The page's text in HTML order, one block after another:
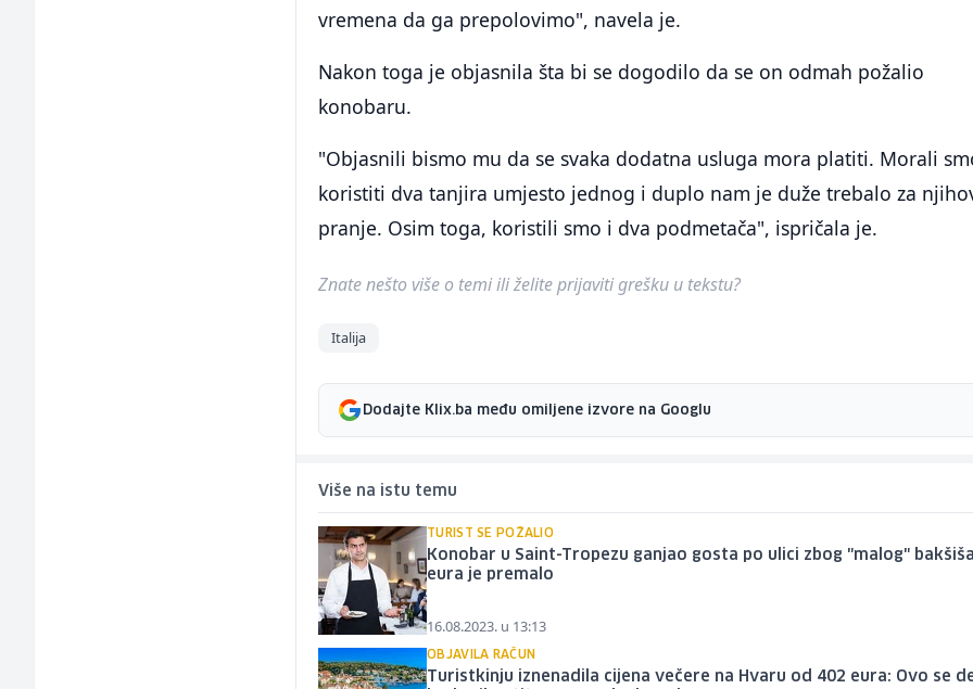
vremena da ga prepolovimo", navela je.
Nakon toga je objasnila šta bi se dogodilo da se on odmah požalio
konobaru.
"Objasnili bismo mu da se svaka dodatna usluga mora platiti. Morali
koristiti dva tanjira umjesto jednog i duplo nam je duže trebalo za
pranje. Osim toga, koristili smo i dva podmetača", ispričala je.
Znate nešto više o temi ili želite prijaviti grešku u tekstu?
Italija
Dodajte Klix.ba među omiljene izvore na Googlu
Više na istu temu
TURIST SE POŽALIO
Konobar u Saint-Tropezu ganjao gosta po ulici zbog "malog"
eura je premalo
16.08.2023. u 13:13
OBJAVILA RAČUN
Turistkinju iznenadila cijena večere na Hvaru od 402 eura: Ovo se